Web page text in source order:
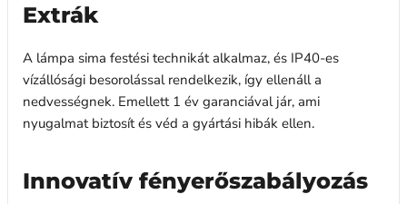
Extrák
A lámpa sima festési technikát alkalmaz, és IP40-es
vízállósági besorolással rendelkezik, így ellenáll a
nedvességnek. Emellett 1 év garanciával jár, ami
nyugalmat biztosít és véd a gyártási hibák ellen.
Innovatív fényerőszabályozás